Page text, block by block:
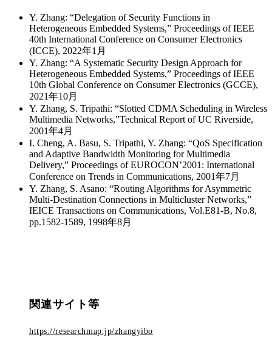
Y. Zhang: “Delegation of Security Functions in
Heterogeneous Embedded Systems,” Proceedings of IEEE
40th International Conference on Consumer Electronics
(ICCE), 2022年1月
Y. Zhang: “A Systematic Security Design Approach for
Heterogeneous Embedded Systems,” Proceedings of IEEE
10th Global Conference on Consumer Electronics (GCCE),
2021年10月
Y. Zhang, S. Tripathi: “Slotted CDMA Scheduling in Wireless
Multimedia Networks,”Technical Report of UC Riverside,
2001年4月
I. Cheng, A. Basu, S. Tripathi, Y. Zhang: “QoS Specification
and Adaptive Bandwidth Monitoring for Multimedia
Delivery,” Proceedings of EUROCON’2001: International
Conference on Trends in Communications, 2001年7月
Y. Zhang, S. Asano: “Routing Algorithms for Asymmetric
Multi-Destination Connections in Multicluster Networks,”
IEICE Transactions on Communications, Vol.E81-B, No.8,
pp.1582-1589, 1998年8月
関連サイト等
https://researchmap.jp/zhangyibo